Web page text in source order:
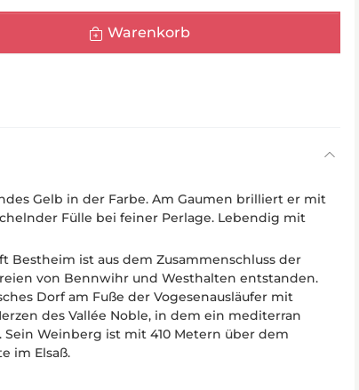
Warenkorb
Gelb in der Farbe. Am Gaumen brilliert er mit
Fülle bei feiner Perlage. Lebendig mit
Bestheim ist aus dem Zusammenschluss der
von Bennwihr und Westhalten entstanden.
Dorf am Fuße der Vogesenausläufer mit
des Vallée Noble, in dem ein mediterran
Weinberg ist mit 410 Metern über dem
im Elsaß.